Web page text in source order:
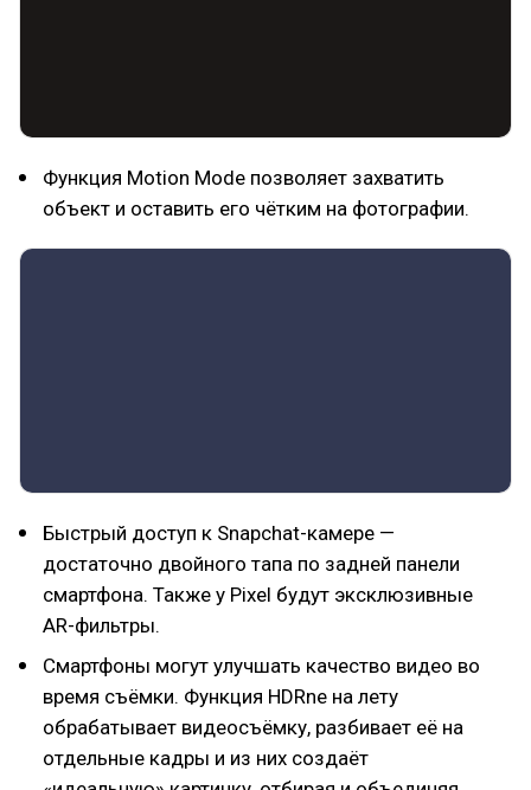
Функция Motion Mode позволяет захватить
объект и оставить его чётким на фотографии.
Быстрый доступ к Snapchat-камере —
достаточно двойного тапа по задней панели
смартфона. Также у Pixel будут эксклюзивные
AR-фильтры.
Смартфоны могут улучшать качество видео во
время съёмки. Функция HDRne на лету
обрабатывает видеосъёмку, разбивает её на
отдельные кадры и из них создаёт